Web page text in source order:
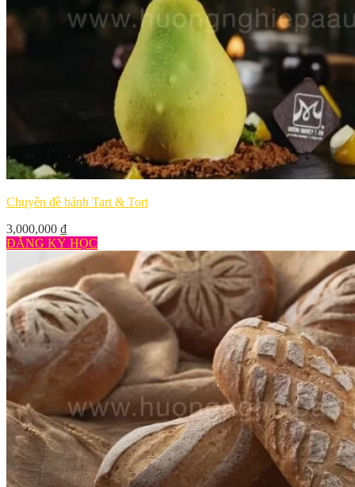
Chuyên đề bánh Tart & Tort
3,000,000 ₫
ĐĂNG KÝ HỌC